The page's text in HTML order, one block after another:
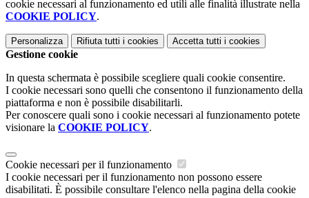
cookie necessari al funzionamento ed utili alle finalità illustrate nella
COOKIE POLICY.
Personalizza Rifiuta tutti i cookies Accetta tutti i cookies
Gestione cookie
In questa schermata è possibile scegliere quali cookie consentire.
I cookie necessari sono quelli che consentono il funzionamento della
piattaforma e non è possibile disabilitarli.
Per conoscere quali sono i cookie necessari al funzionamento potete
visionare la COOKIE POLICY.
Cookie necessari per il funzionamento
I cookie necessari per il funzionamento non possono essere
disabilitati. È possibile consultare l'elenco nella pagina della cookie